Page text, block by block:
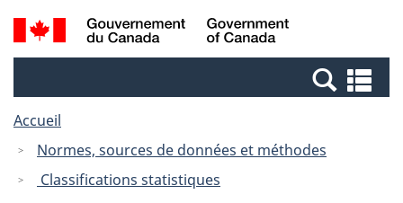
Passer
au
Passer
à
Canada
Recherche
et
et
Accueil
Normes, sources de données et méthodes
Classifications statistiques